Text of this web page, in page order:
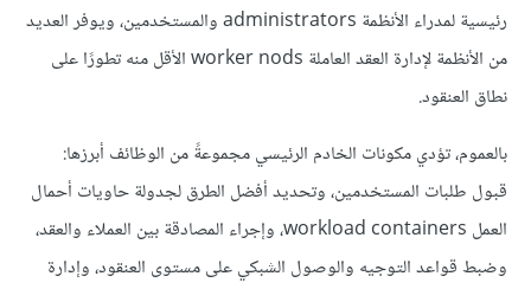
رئيسية لمدراء الأنظمة administrators والمستخدمين، ويوفر العديد
من الأنظمة لإدارة العقد العاملة worker nods الأقل منه تطورًا على
نطاق العنقود.
بالعموم، تؤدي مكونات الخادم الرئيسي مجموعةً من الوظائف أبرزها:
قبول طلبات المستخدمين، وتحديد أفضل الطرق لجدولة حاويات أحمال
العمل workload containers، وإجراء المصادقة بين العملاء والعقد،
وضبط قواعد التوجيه والوصول الشبكي على مستوى العنقود، وإدارة